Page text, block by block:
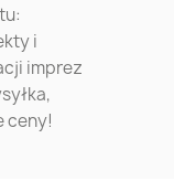
i
imprez
ceny!